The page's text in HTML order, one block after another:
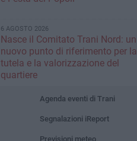
6 AGOSTO 2026
Nasce il Comitato Trani Nord: un
nuovo punto di riferimento per la
tutela e la valorizzazione del
quartiere
Agenda eventi di Trani
Segnalazioni iReport
Previsioni meteo